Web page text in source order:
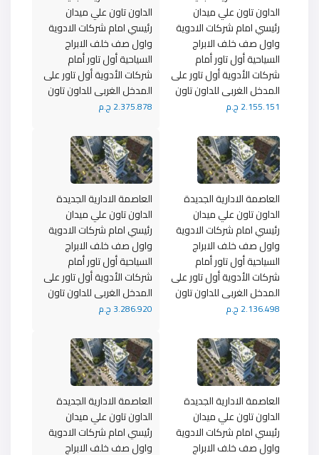
الداون تاون علي ميدان
رئيسي امام شركات الادوية
واول صف خلف الابراج
السياحية أول تاور أمام
شركات الأدوية أول تاور على
المدخل الغربى للداون تاون
2.375.878 ج.م
الداون تاون علي ميدان
رئيسي امام شركات الادوية
واول صف خلف الابراج
السياحية أول تاور أمام
شركات الأدوية أول تاور على
المدخل الغربى للداون تاون
2.155.151 ج.م
العاصمة الادارية الجديدة
الداون تاون علي ميدان
رئيسي امام شركات الادوية
واول صف خلف الابراج
السياحية أول تاور أمام
شركات الأدوية أول تاور على
المدخل الغربى للداون تاون
3.286.920 ج.م
العاصمة الادارية الجديدة
الداون تاون علي ميدان
رئيسي امام شركات الادوية
واول صف خلف الابراج
السياحية أول تاور أمام
شركات الأدوية أول تاور على
المدخل الغربى للداون تاون
2.136.498 ج.م
العاصمة الادارية الجديدة
الداون تاون علي ميدان
رئيسي امام شركات الادوية
واول صف خلف الابراج
العاصمة الادارية الجديدة
الداون تاون علي ميدان
رئيسي امام شركات الادوية
واول صف خلف الابراج